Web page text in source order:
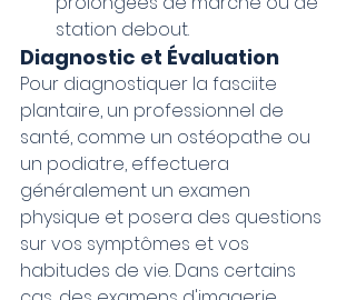
station debout.
Diagnostic et Évaluation
Pour diagnostiquer la fasciite
plantaire, un professionnel de
santé, comme un ostéopathe ou
un podiatre, effectuera
généralement un examen
physique et posera des questions
sur vos symptômes et vos
habitudes de vie. Dans certains